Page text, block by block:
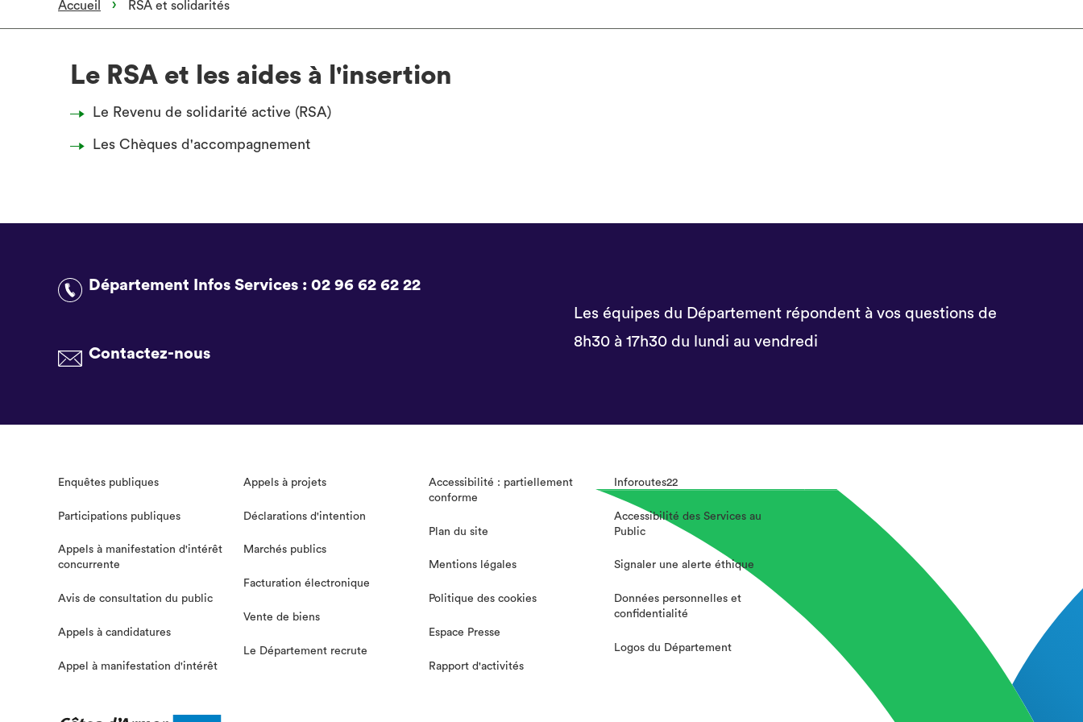
Accueil RSA et solidarités
Le RSA et les aides à l'insertion
Le Revenu de solidarité active (RSA)
Les Chèques d'accompagnement
Département Infos Services : 02 96 62 62 22
Contactez-nous
Les équipes du Département répondent à vos questions de
8h30 à 17h30 du lundi au vendredi
Enquêtes publiques
Participations publiques
Appels à manifestation d'intérêt
concurrente
Avis de consultation du public
Appels à candidatures
Appel à manifestation d'intérêt
Appels à projets
Déclarations d'intention
Marchés publics
Facturation électronique
Vente de biens
Le Département recrute
Accessibilité : partiellement
conforme
Plan du site
Mentions légales
Politique des cookies
Espace Presse
Rapport d'activités
Inforoutes22
Accessibilité des Services au
Public
Signaler une alerte éthique
Données personnelles et
confidentialité
Logos du Département